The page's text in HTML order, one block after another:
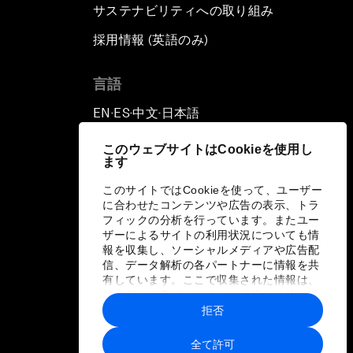
このウェブサイトはCookieを使用し
ます
このサイトではCookieを使って、ユーザー
に合わせたコンテンツや広告の表示、トラ
フィックの分析を行っています。またユー
ザーによるサイトの利用状況についても情
報を収集し、ソーシャルメディアや広告配
信、データ解析の各パートナーに情報を共
有しています。ここで収集された情報は、
ユーザーが各パートナーに提供した他の情
報や各パートナーのサービスを使用した際
に収集された情報と組み合わされ、各パー
トナーによって使用されることがありま
全て許可
拒否
サステナビリティへの取り組み
採用情報 (英語のみ)
言語
EN ▪ ES▪中文▪ 日本語